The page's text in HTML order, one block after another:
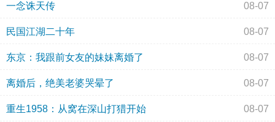
一念诛天传 08-07
民国江湖二十年 08-07
东京：我跟前女友的妹妹离婚了 08-07
离婚后，绝美老婆哭晕了 08-07
重生1958：从窝在深山打猎开始 08-07